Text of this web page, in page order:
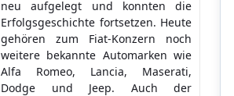
mehr Kriterien
neu aufgelegt und konnten die
Erfolgsgeschichte fortsetzen. Heute
gehören zum Fiat-Konzern noch
weitere bekannte Automarken wie
Alfa Romeo, Lancia, Maserati,
Dodge und Jeep. Auch der